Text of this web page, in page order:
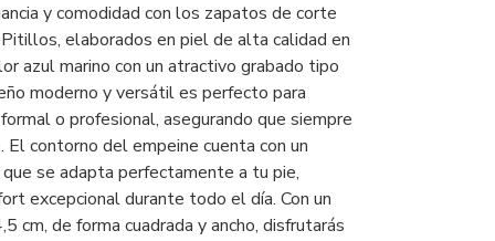
y comodidad con los zapatos de corte
elaborados en piel de alta calidad en
azul marino con un atractivo grabado tipo
moderno y versátil es perfecto para
o profesional, asegurando que siempre
El contorno del empeine cuenta con un
se adapta perfectamente a tu pie,
excepcional durante todo el día. Con un
cm, de forma cuadrada y ancho, disfrutarás